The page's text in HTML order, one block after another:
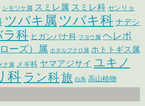
シモツケ属 スミレ属 スミレ科 センリョ
ツバキ属 ツバキ科 ナデシ
ラ科 ヒガンバナ科 フヨウ属 ヘレボ
ーズ）属 ホタルブクロ属 ホトトギス属
ナ属 メギ科 ヤマアジサイ ユキノ
科 ラン科旅 白馬 高山植物